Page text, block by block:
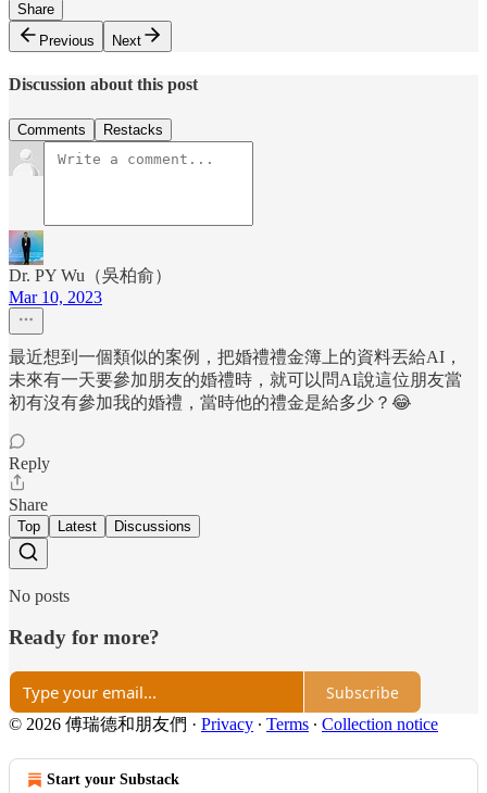
Share
Previous
Next
Discussion about this post
Comments Restacks
Dr. PY Wu（吳柏俞）
Mar 10, 2023
最近想到一個類似的案例，把婚禮禮金簿上的資料丟給AI，
未來有一天要參加朋友的婚禮時，就可以問AI說這位朋友當
初有沒有參加我的婚禮，當時他的禮金是給多少？😂
Reply
Share
Top Latest Discussions
No posts
Ready for more?
Subscribe
© 2026 傅瑞德和朋友們 · Privacy ∙ Terms ∙ Collection notice
Start your Substack